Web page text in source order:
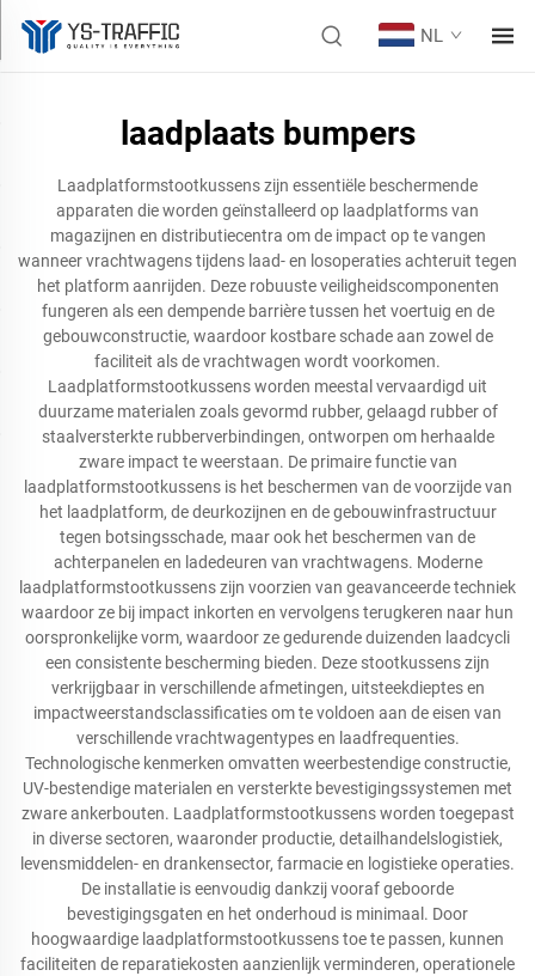
NL
laadplaats bumpers
Laadplatformstootkussens zijn essentiële beschermende
apparaten die worden geïnstalleerd op laadplatforms van
magazijnen en distributiecentra om de impact op te vangen
wanneer vrachtwagens tijdens laad- en losoperaties achteruit tegen
het platform aanrijden. Deze robuuste veiligheidscomponenten
fungeren als een dempende barrière tussen het voertuig en de
gebouwconstructie, waardoor kostbare schade aan zowel de
faciliteit als de vrachtwagen wordt voorkomen.
Laadplatformstootkussens worden meestal vervaardigd uit
duurzame materialen zoals gevormd rubber, gelaagd rubber of
staalversterkte rubberverbindingen, ontworpen om herhaalde
zware impact te weerstaan. De primaire functie van
laadplatformstootkussens is het beschermen van de voorzijde van
het laadplatform, de deurkozijnen en de gebouwinfrastructuur
tegen botsingsschade, maar ook het beschermen van de
achterpanelen en ladedeuren van vrachtwagens. Moderne
laadplatformstootkussens zijn voorzien van geavanceerde techniek
waardoor ze bij impact inkorten en vervolgens terugkeren naar hun
oorspronkelijke vorm, waardoor ze gedurende duizenden laadcycli
een consistente bescherming bieden. Deze stootkussens zijn
verkrijgbaar in verschillende afmetingen, uitsteekdieptes en
impactweerstandsclassificaties om te voldoen aan de eisen van
verschillende vrachtwagentypes en laadfrequenties.
Technologische kenmerken omvatten weerbestendige constructie,
UV-bestendige materialen en versterkte bevestigingssystemen met
zware ankerbouten. Laadplatformstootkussens worden toegepast
in diverse sectoren, waaronder productie, detailhandelslogistiek,
levensmiddelen- en drankensector, farmacie en logistieke operaties.
De installatie is eenvoudig dankzij vooraf geboorde
bevestigingsgaten en het onderhoud is minimaal. Door
hoogwaardige laadplatformstootkussens toe te passen, kunnen
faciliteiten de reparatiekosten aanzienlijk verminderen, operationele